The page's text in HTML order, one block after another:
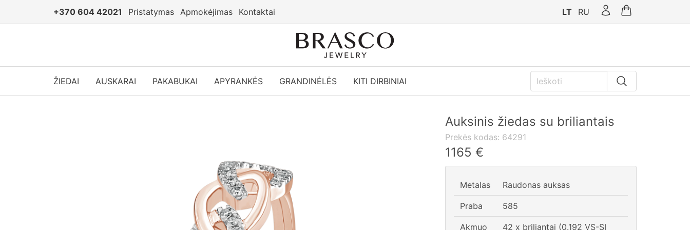
+370 604 42021 Pristatymas Apmokėjimas Kontaktai LT RU
ŽIEDAI AUSKARAI PAKABUKAI APYRANKĖS GRANDINĖLĖS KITI DIRBINIAI
Auksinis žiedas su briliantais
Prekės kodas: 64291
1165 €
Metalas Raudonas auksas
Praba 585
Akmuo 42 x briliantai (0.192 VS-SI